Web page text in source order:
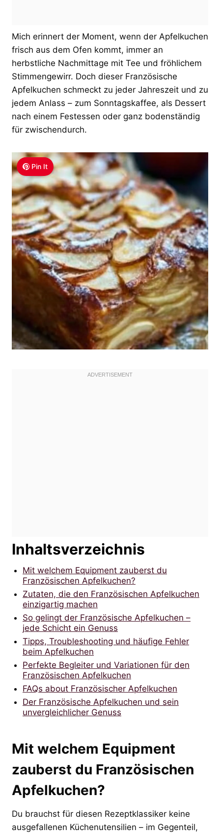
Mich erinnert der Moment, wenn der Apfelkuchen
frisch aus dem Ofen kommt, immer an
herbstliche Nachmittage mit Tee und fröhlichem
Stimmengewirr. Doch dieser Französische
Apfelkuchen schmeckt zu jeder Jahreszeit und zu
jedem Anlass – zum Sonntagskaffee, als Dessert
nach einem Festessen oder ganz bodenständig
für zwischendurch.
Pin It
Inhaltsverzeichnis
Mit welchem Equipment zauberst du
Französischen Apfelkuchen?
Zutaten, die den Französischen Apfelkuchen
einzigartig machen
So gelingt der Französische Apfelkuchen –
jede Schicht ein Genuss
Tipps, Troubleshooting und häufige Fehler
beim Apfelkuchen
Perfekte Begleiter und Variationen für den
Französischen Apfelkuchen
FAQs about Französischer Apfelkuchen
Der Französische Apfelkuchen und sein
unvergleichlicher Genuss
Mit welchem Equipment
zauberst du Französischen
Apfelkuchen?
Du brauchst für diesen Rezeptklassiker keine
ausgefallenen Küchenutensilien – im Gegenteil,